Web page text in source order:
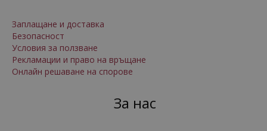
Заплащане и доставка
Безопасност
Условия за ползване
Рекламации и право на връщане
Онлайн решаване на спорове
За нас